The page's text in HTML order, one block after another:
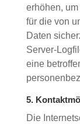
erhöhen,
für die von
Daten
Server-
eine
5.
Die